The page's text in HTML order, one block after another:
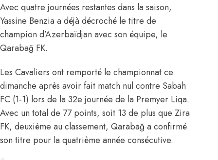
Avec quatre journées restantes dans la saison,
Yassine Benzia a déjà décroché le titre de
champion d’Azerbaïdjan avec son équipe, le
Qarabağ FK.
Les Cavaliers ont remporté le championnat ce
dimanche après avoir fait match nul contre Sabah
FC (1-1) lors de la 32e journée de la Premyer Liqa.
Avec un total de 77 points, soit 13 de plus que Zira
FK, deuxième au classement, Qarabağ a confirmé
son titre pour la quatrième année consécutive.